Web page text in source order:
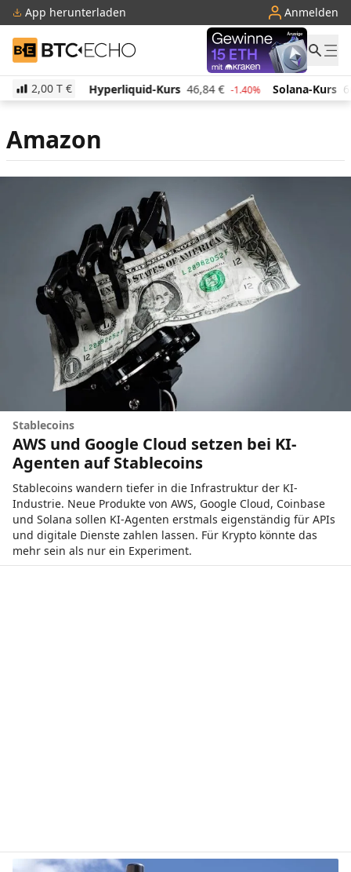
App herunterladen Anmelden
BTC-ECHO
2,00 T €
€ 0.10% Hyperliquid-Kurs 46,84 € -1.40% Solana-Kurs
Amazon
Stablecoins
AWS und Google Cloud setzen bei KI-
Agenten auf Stablecoins
Stablecoins wandern tiefer in die Infrastruktur der KI-
Industrie. Neue Produkte von AWS, Google Cloud, Coinbase
und Solana sollen KI-Agenten erstmals eigenständig für APIs
und digitale Dienste zahlen lassen. Für Krypto könnte das
mehr sein als nur ein Experiment.